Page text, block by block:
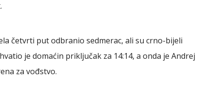
četvrti put odbranio sedmerac, ali su crno-bijeli
je domaćin priključak za 14:14, a onda je Andrej
za vođstvo.